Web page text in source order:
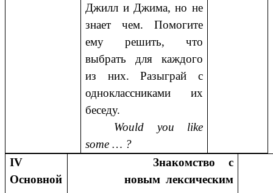
Джилл и Джима, но не
знает чем. Помогите
ему решить, что
выбрать для каждого
из них. Разыграй с
одноклассниками их
беседу.
Would you like
some … ?
IV
Основной
Знакомство с
новым лексическим